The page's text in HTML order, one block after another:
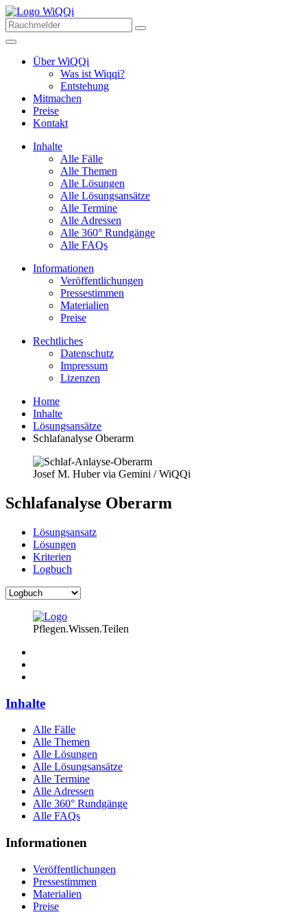
Über WiQQi
Was ist Wiqqi?
Entstehung
Mitmachen
Preise
Kontakt
Inhalte
Alle Fälle
Alle Themen
Alle Lösungen
Alle Lösungsansätze
Alle Termine
Alle Adressen
Alle 360° Rundgänge
Alle FAQs
Informationen
Veröffentlichungen
Pressestimmen
Materialien
Preise
Rechtliches
Datenschutz
Impressum
Lizenzen
Home
Inhalte
Lösungsansätze
Schlafanalyse Oberarm
Josef M. Huber via Gemini / WiQQi
Schlafanalyse Oberarm
Lösungsansatz
Lösungen
Kriterien
Logbuch
Pflegen.Wissen.Teilen
Inhalte
Alle Fälle
Alle Themen
Alle Lösungen
Alle Lösungsansätze
Alle Termine
Alle Adressen
Alle 360° Rundgänge
Alle FAQs
Informationen
Veröffentlichungen
Pressestimmen
Materialien
Preise